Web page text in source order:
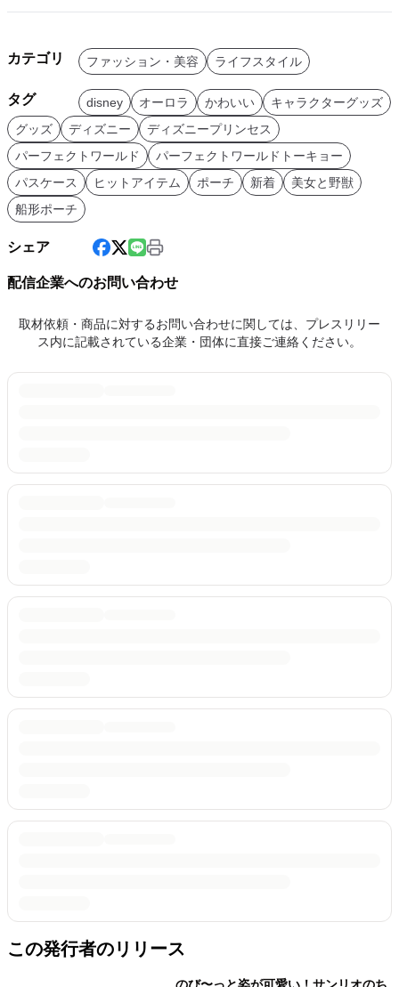
カテゴリ ファッション・美容 ライフスタイル
タグ disney オーロラ かわいい
キャラクターグッズ
グッズ
ディズニー
ディズニープリンセス
パーフェクトワールド
パーフェクトワールドトーキョー
パスケース
ヒットアイテム ポーチ 新着
美女と野獣
船形ポーチ
シェア
配信企業へのお問い合わせ
取材依頼・商品に対するお問い合わせに関しては、プレスリリー
ス内に記載されている企業・団体に直接ご連絡ください。
この発行者のリリース
のび〜っと姿が可愛い！サンリオのち